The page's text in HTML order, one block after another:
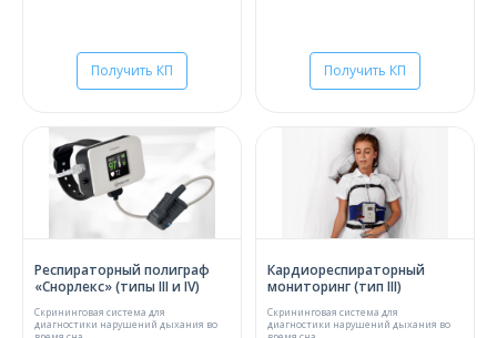
Получить КП Получить КП
Респираторный полиграф
«Снорлекс» (типы III и IV)
Скрининговая система для
диагностики нарушений дыхания во
Кардиореспираторный
мониторинг (тип III)
Скрининговая система для
диагностики нарушений дыхания во